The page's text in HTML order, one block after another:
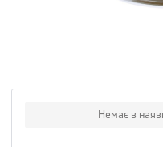
Немає в